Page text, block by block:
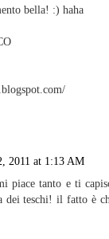
bella! :) haha
2011 at 1:13 AM
piace tanto e ti
dei teschi! il fatto è